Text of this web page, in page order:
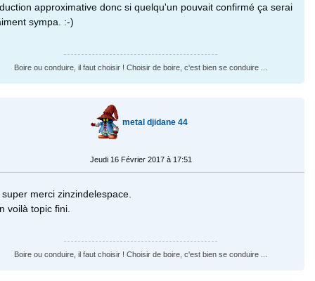
approximative donc si quelqu'un pouvait confirmé ça serai
sympa. :-)
Boire ou conduire, il faut choisir ! Choisir de boire, c'est bien se conduire ...
metal djidane 44
Jeudi 16 Février 2017 à 17:51
super merci zinzindelespace.
voilà topic fini.
Boire ou conduire, il faut choisir ! Choisir de boire, c'est bien se conduire ...